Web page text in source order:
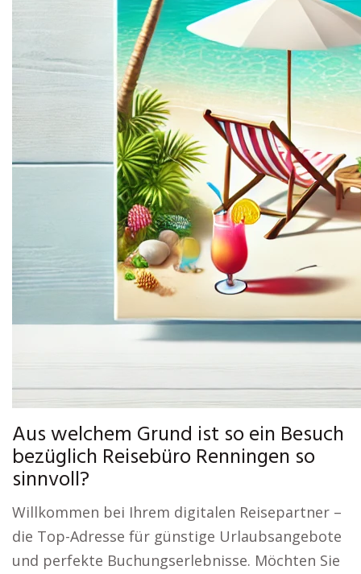
Aus welchem Grund ist so ein Besuch
bezüglich Reisebüro Renningen so
sinnvoll?
Willkommen bei Ihrem digitalen Reisepartner –
die Top-Adresse für günstige Urlaubsangebote
und perfekte Buchungserlebnisse. Möchten Sie